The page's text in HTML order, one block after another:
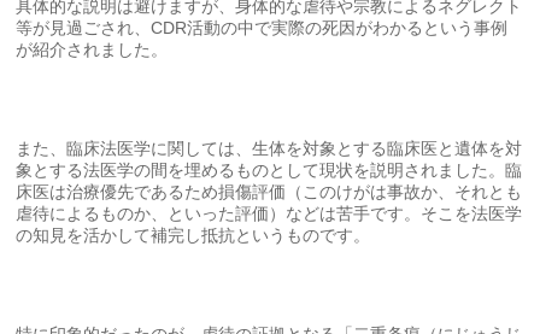
具体的な説明は避けますが、身体的な虐待や宗教によるネグレクト
等が見過ごされ、CDR活動の中で実際の死因がわかるという事例
が紹介されました。
また、臨床法医学に関しては、生体を対象とする臨床医と遺体を対
象とする法医学の間を埋めるものとして現状を説明されました。臨
床医は治療優先であるため損傷評価（このけがは事故か、それとも
虐待によるものか、といった評価）などは苦手です。そこを法医学
の知見を活かして補完し抵抗というものです。